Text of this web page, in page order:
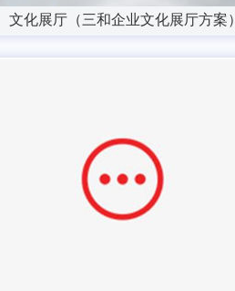
文化展厅（三和企业文化展厅方案）